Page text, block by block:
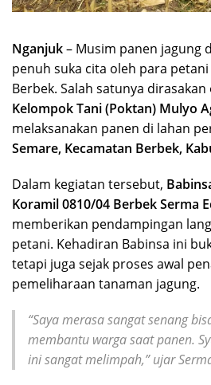
Nganjuk– Musim panen jagung
penuh suka cita oleh para
Berbek. Salah satunya
Kelompok Tani (Poktan) Mulyo
melaksanakan panen di lahan
Semare, Kecamatan Berbek,
Dalam kegiatan tersebut,
Koramil 0810/04 Berbek Serma
memberikan pendampingan
petani. Kehadiran Babinsa ini
tetapi juga sejak proses awal
pemeliharaan tanaman jagung.
“Saya merasa sangat senang
membantu warga saat panen.
ini sangat melimpah,” ujar